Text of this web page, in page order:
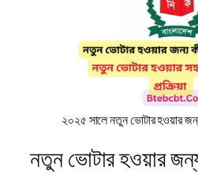
২০২৫ সালে নতুন ভোটার হওয়ার
নতুন ভোটার হওয়ার